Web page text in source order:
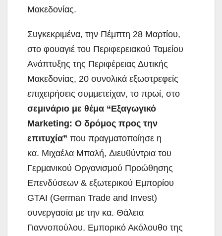
Μακεδονίας.
Συγκεκριμένα, την Πέμπτη 28 Μαρτίου,
στο φουαγιέ του Περιφερειακού Ταμείου
Ανάπτυξης της Περιφέρειας Δυτικής
Μακεδονίας, 20 συνολικά εξωστρεφείς
επιχειρήσεις συμμετείχαν, το πρωί, στο
σεμινάριο με θέμα “Εξαγωγικό
Marketing: O δρόμος προς την
επιτυχία” που πραγματοποίησε η
κα. Μιχαέλα Μπαλή, Διευθύντρια του
Γερμανικού Οργανισμού Προώθησης
Επενδύσεων & εξωτερικού Εμπορίου
GTAI (German Trade and Invest)
συνεργασία με την κα. Θάλεια
Γιαννοπούλου, Εμπορικό Ακόλουθο της